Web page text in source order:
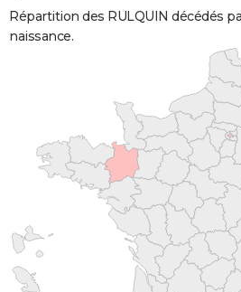
Répartition des RULQUIN décédés
naissance.